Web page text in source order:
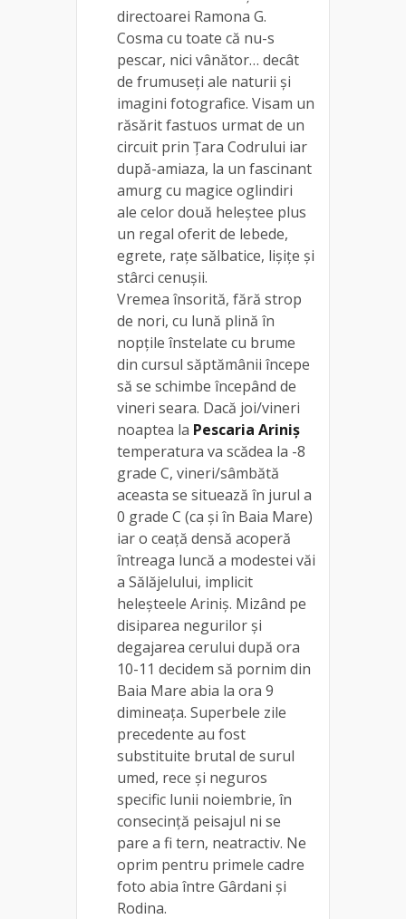
directoarei Ramona G.
Cosma cu toate că nu-s
pescar, nici vânător… decât
de frumuseți ale naturii și
imagini fotografice. Visam un
răsărit fastuos urmat de un
circuit prin Țara Codrului iar
după-amiaza, la un fascinant
amurg cu magice oglindiri
ale celor două heleștee plus
un regal oferit de lebede,
egrete, rațe sălbatice, lișițe și
stârci cenușii.
Vremea însorită, fără strop
de nori, cu lună plină în
nopțile înstelate cu brume
din cursul săptămânii începe
să se schimbe începând de
vineri seara. Dacă joi/vineri
noaptea la Pescaria Ariniș
temperatura va scădea la -8
grade C, vineri/sâmbătă
aceasta se situează în jurul a
0 grade C (ca și în Baia Mare)
iar o ceață densă acoperă
întreaga luncă a modestei văi
a Sălăjelului, implicit
heleșteele Ariniș. Mizând pe
disiparea negurilor și
degajarea cerului după ora
10-11 decidem să pornim din
Baia Mare abia la ora 9
dimineața. Superbele zile
precedente au fost
substituite brutal de surul
umed, rece și neguros
specific lunii noiembrie, în
consecință peisajul ni se
pare a fi tern, neatractiv. Ne
oprim pentru primele cadre
foto abia între Gârdani și
Rodina.